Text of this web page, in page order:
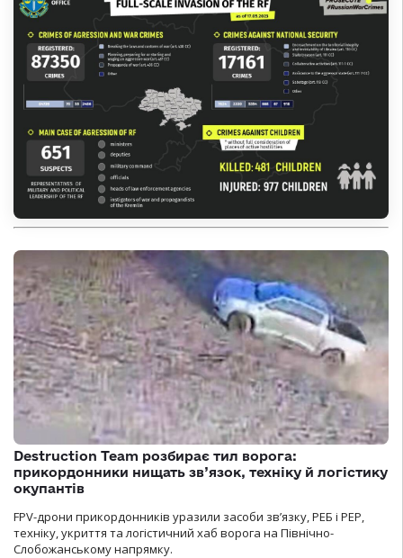
Destruction Team розбирає тил ворога:
прикордонники нищать зв’язок, техніку й логістику
окупантів
FPV-дрони прикордонників уразили засоби зв’язку, РЕБ і РЕР,
техніку, укриття та логістичний хаб ворога на Північно-
Слобожанському напрямку.